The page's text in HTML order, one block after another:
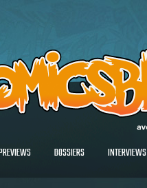
DOSSIERS INTERVIEWS